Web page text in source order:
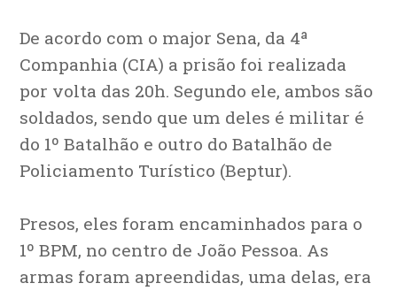
De acordo com o major Sena, da 4ª
Companhia (CIA) a prisão foi realizada
por volta das 20h. Segundo ele, ambos são
soldados, sendo que um deles é militar é
do 1º Batalhão e outro do Batalhão de
Policiamento Turístico (Beptur).
Presos, eles foram encaminhados para o
1º BPM, no centro de João Pessoa. As
armas foram apreendidas, uma delas, era